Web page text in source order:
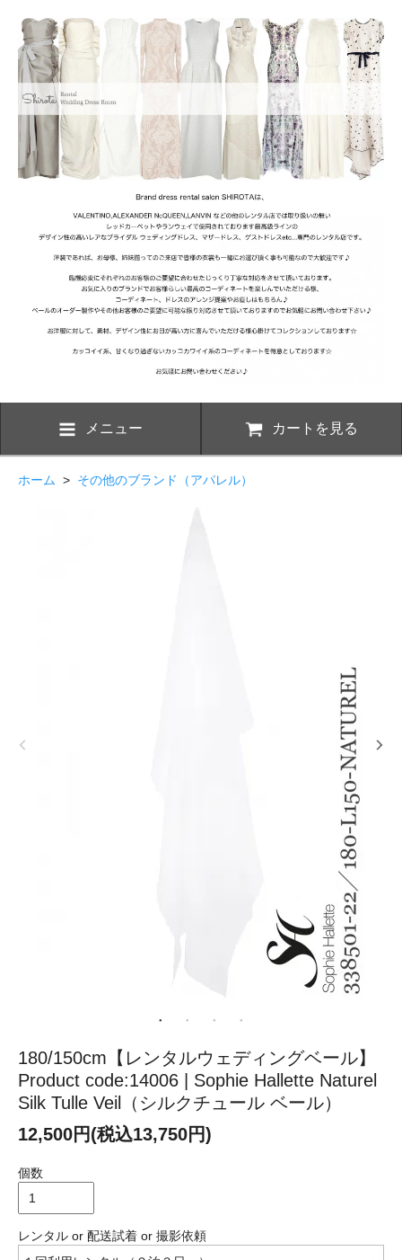
メニュー カートを見る
ホーム > その他のブランド（アパレル）
180/150cm【レンタルウェディングベール】
Product code:14006 | Sophie Hallette Naturel
Silk Tulle Veil（シルクチュール ベール）
12,500円(税込13,750円)
個数
レンタル or 配送試着 or 撮影依頼